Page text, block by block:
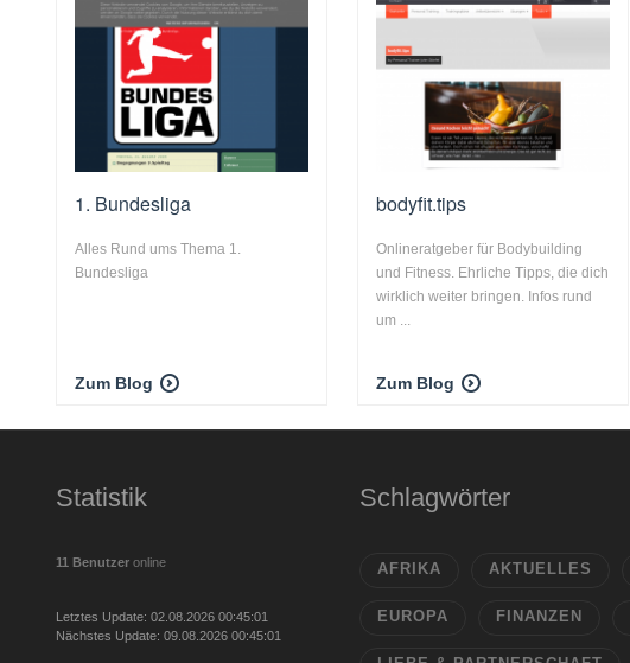
1. Bundesliga
Alles Rund ums Thema 1.
Bundesliga
Zum Blog
bodyfit.tips
Onlineratgeber für Bodybuilding
und Fitness. Ehrliche Tipps, die dich
wirklich weiter bringen. Infos rund
um ...
Zum Blog
Statistik
11 Benutzer online
Letztes Update: 02.08.2026 00:45:01
Nächstes Update: 09.08.2026 00:45:01
Schlagwörter
AFRIKA AKTUELLES
EUROPA FINANZEN